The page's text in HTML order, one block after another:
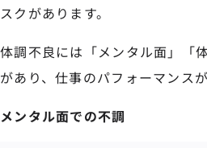
スクがあります。
体調不良には「メンタル面」「
があり、仕事のパフォーマンス
メンタル面での不調